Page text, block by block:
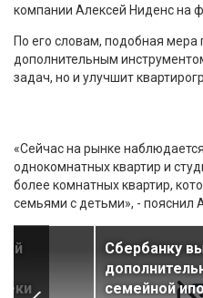
компании Алексей Ниденс на
По его словам, подобная мера
дополнительным
задач, но и улучшит
«Сейчас на рынке
однокомнатных квартир и
более комнатных квартир,
семьями с детьми», - пояснил
Сбербанку
семейной